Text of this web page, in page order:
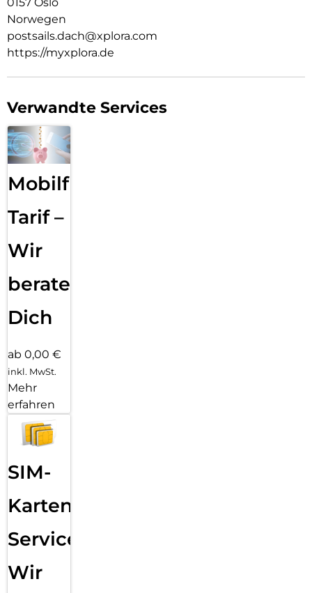
Norwegen
postsails.dach@xplora.com
https://myxplora.de
Verwandte Services
Mobilfunk
Tarif –
Wir
beraten
Dich
ab 0,00 €
inkl. MwSt.
Mehr
erfahren
SIM-
Karten
Service:
Wir